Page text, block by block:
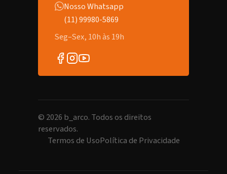
Nosso Whatsapp
(11) 99980-5869
Seg–Sex, 10h às 19h
© 2026 b_arco. Todos os direitos
reservados.
Termos de UsoPolítica de Privacidade